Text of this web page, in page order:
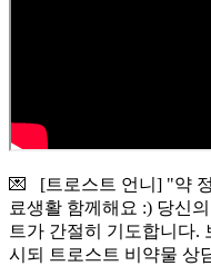
💌 [트로스트 언니] "약
료생활 함께해요 :) 당신
트가 간절히 기도합니다.
시되 트로스트 비약물 상